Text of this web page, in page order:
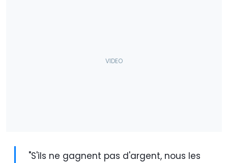
"S'ils ne gagnent pas d'argent, nous les